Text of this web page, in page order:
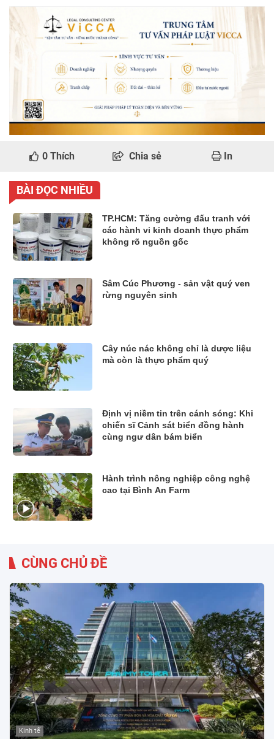
0 Thích Chia sẻ In
BÀI ĐỌC NHIỀU
TP.HCM: Tăng cường đấu tranh với
các hành vi kinh doanh thực phẩm
không rõ nguồn gốc
Sâm Cúc Phương - sản vật quý ven
rừng nguyên sinh
Cây núc nác không chỉ là dược liệu
mà còn là thực phẩm quý
Định vị niềm tin trên cánh sóng: Khi
chiến sĩ Cảnh sát biển đồng hành
cùng ngư dân bám biển
Hành trình nông nghiệp công nghệ
cao tại Bình An Farm
CÙNG CHỦ ĐỀ
Kinh tế